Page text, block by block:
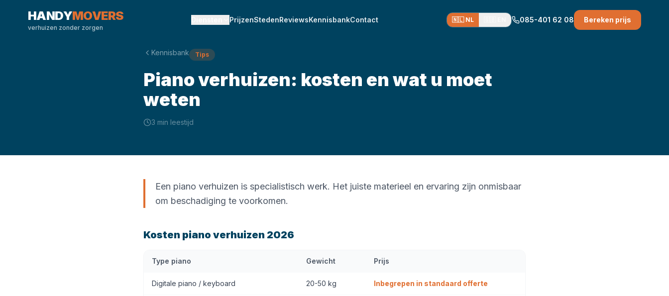
HANDYMOVERS
verhuizen zonder zorgen
PrijzenStedenReviewsKennisbankContact 🇳🇱 NL 085-401 62 08 Bereken prijs
Kennisbank Tips
Piano verhuizen: kosten en wat u moet
weten
3 min leestijd
Een piano verhuizen is specialistisch werk. Het juiste materieel en ervaring zijn onmisbaar
om beschadiging te voorkomen.
Kosten piano verhuizen 2026
Type piano Gewicht Prijs
Digitale piano / keyboard 20-50 kg Inbegrepen in standaard offerte